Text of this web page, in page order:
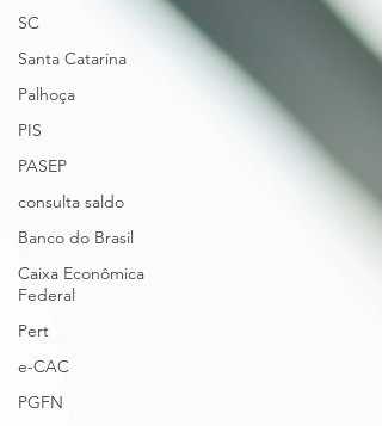
SC
Santa Catarina
Palhoça
PIS
PASEP
consulta saldo
Banco do Brasil
Caixa Econômica
Federal
Pert
e-CAC
PGFN